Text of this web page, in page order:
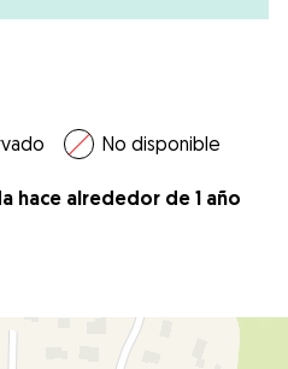
No disponible
hace alrededor de 1 año